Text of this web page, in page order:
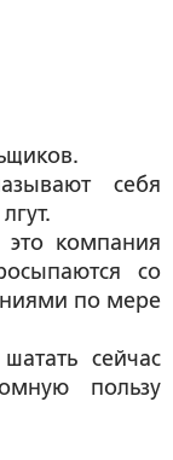
себя
это компания
со
по мере
сейчас
пользу